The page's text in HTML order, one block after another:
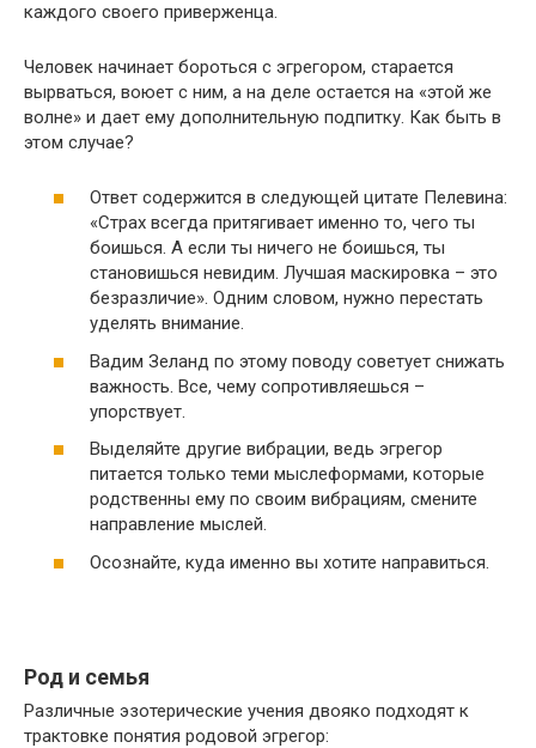
каждого своего приверженца.
Человек начинает бороться с эгрегором, старается
вырваться, воюет с ним, а на деле остается на «этой же
волне» и дает ему дополнительную подпитку. Как быть в
этом случае?
Ответ содержится в следующей цитате Пелевина:
«Страх всегда притягивает именно то, чего ты
боишься. А если ты ничего не боишься, ты
становишься невидим. Лучшая маскировка – это
безразличие». Одним словом, нужно перестать
уделять внимание.
Вадим Зеланд по этому поводу советует снижать
важность. Все, чему сопротивляешься –
упорствует.
Выделяйте другие вибрации, ведь эгрегор
питается только теми мыслеформами, которые
родственны ему по своим вибрациям, смените
направление мыслей.
Осознайте, куда именно вы хотите направиться.
Род и семья
Различные эзотерические учения двояко подходят к
трактовке понятия родовой эгрегор: